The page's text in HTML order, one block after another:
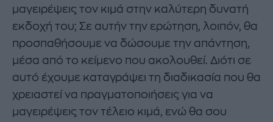
μαγειρέψεις τον κιμά στην καλύτερη δυνατή
εκδοχή του; Σε αυτήν την ερώτηση, λοιπόν, θα
προσπαθήσουμε να δώσουμε την απάντηση,
μέσα από το κείμενο που ακολουθεί. Διότι σε
αυτό έχουμε καταγράψει τη διαδικασία που θα
χρειαστεί να πραγματοποιήσεις για να
μαγειρέψεις τον τέλειο κιμά, ενώ θα σου